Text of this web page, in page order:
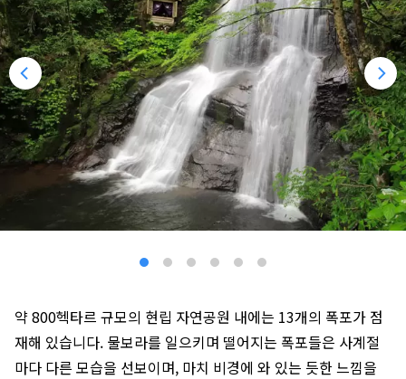
약 800헥타르 규모의 현립 자연공원 내에는 13개의 폭포가 점
재해 있습니다. 물보라를 일으키며 떨어지는 폭포들은 사계절
마다 다른 모습을 선보이며, 마치 비경에 와 있는 듯한 느낌을